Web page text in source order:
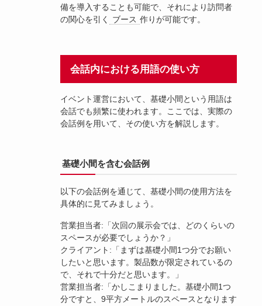
備を導入することも可能で、それにより訪問者
の関心を引く
ブース 作りが可能です。
会話内における用語の使い方
イベント運営において、基礎小間という用語は
会話でも頻繁に使われます。ここでは、実際の
会話例を用いて、その使い方を解説します。
基礎小間を含む会話例
以下の会話例を通じて、基礎小間の使用方法を
具体的に見てみましょう。
営業担当者:「次回の展示会では、どのくらいの
スペースが必要でしょうか？」
クライアント:「まずは基礎小間1つ分でお願い
したいと思います。製品数が限定されているの
で、それで十分だと思います。」
営業担当者:「かしこまりました。基礎小間1つ
分ですと、9平方メートルのスペースとなります